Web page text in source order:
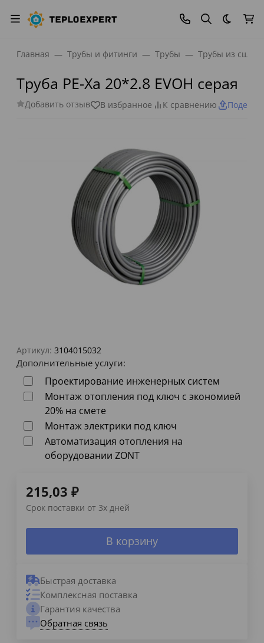
Темная
Главная Трубы и фитинги Трубы Трубы из
Труба PE-Xa 20*2.8 EVOH серая
Добавить отзыв В избранное К сравнению
Артикул: 3104015032
Дополнительные услуги:
Проектирование инженерных систем
Монтаж отопления под ключ с экономией
20% на смете
Монтаж электрики под ключ
Автоматизация отопления на
оборудовании ZONT
215,03 ₽
Срок поставки от 3х дней
В корзину
Быстрая доставка
Комплексная поставка
Гарантия качества
Обратная связь